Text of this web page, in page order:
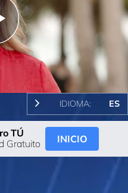
IDIOMA: ES
TÚ
Gratuito
INICIO